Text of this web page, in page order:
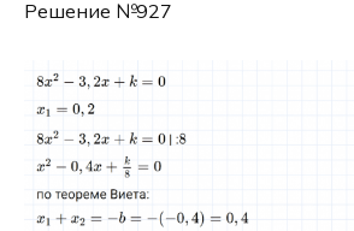
Решение №927